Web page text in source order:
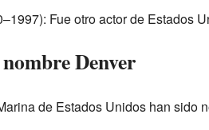
Fue otro actor de Estados
Denver
de Estados Unidos han sido